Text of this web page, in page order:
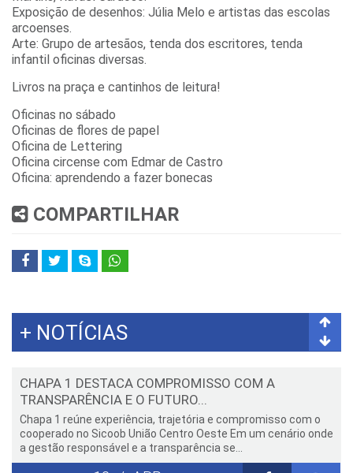
Exposição de desenhos: Júlia Melo e artistas das escolas
arcoenses.
Arte: Grupo de artesãos, tenda dos escritores, tenda
infantil oficinas diversas.
Livros na praça e cantinhos de leitura!
Oficinas no sábado
Oficinas de flores de papel
Oficina de Lettering
Oficina circense com Edmar de Castro
Oficina: aprendendo a fazer bonecas
COMPARTILHAR
+ NOTÍCIAS
CANTA FORMIGA 2026 CHEGA À GRANDE FINAL E
CONVIDA PÚBLICO ...
de diferentes estados brasileiros, fes...
08 JUN
CHAPA 1 DESTACA COMPROMISSO COM A
TRANSPARÊNCIA E O FUTURO...
Chapa 1 reúne experiência, trajetória e compromisso com o
cooperado no Sicoob União Centro Oeste Em um cenário onde
a gestão responsável e a transparência se...